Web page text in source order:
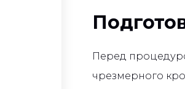
Перед
чрезмерного